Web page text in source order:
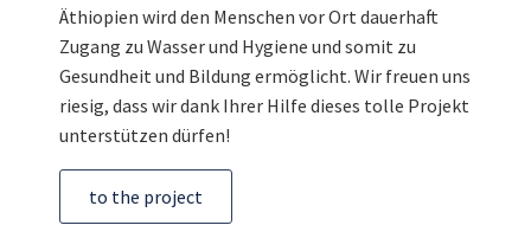
Äthiopien wird den Menschen vor Ort dauerhaft
Zugang zu Wasser und Hygiene und somit zu
Gesundheit und Bildung ermöglicht. Wir freuen uns
riesig, dass wir dank Ihrer Hilfe dieses tolle Projekt
unterstützen dürfen!
to the project